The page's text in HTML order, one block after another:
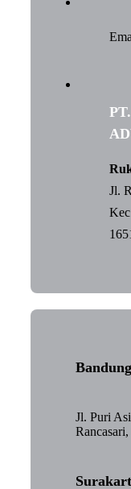
Jl.
Bandung
Jl. Puri